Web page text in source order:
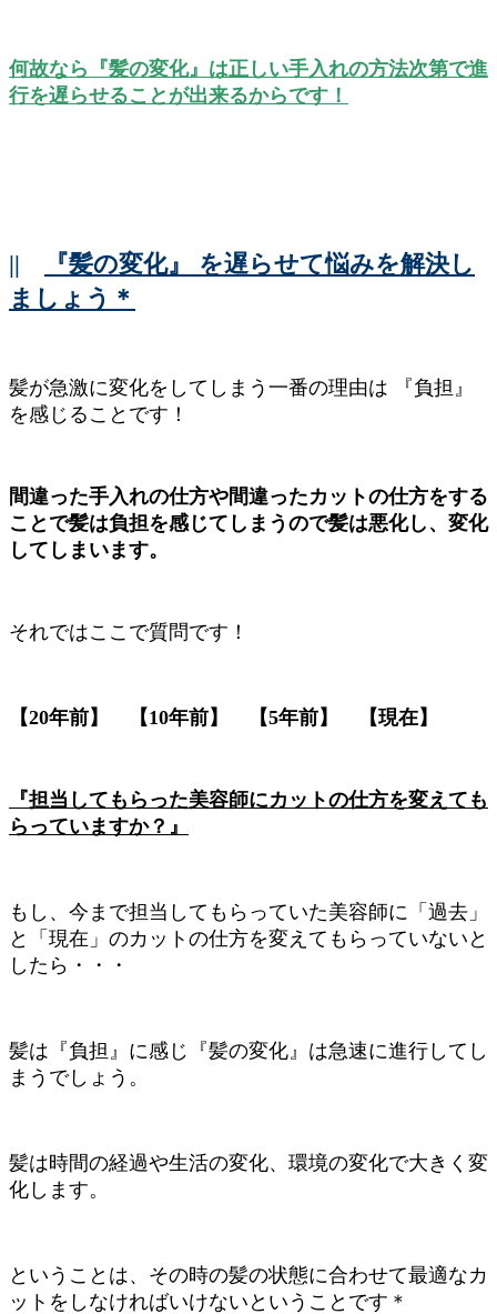
何故なら『髪の変化』は正しい手入れの方法次第で進
行を遅らせることが出来るからです！
||
『髪の変化』 を遅らせて悩みを解決し
ましょう＊
髪が急激に変化をしてしまう一番の理由は 『負担』
を感じることです！
間違った手入れの仕方や間違ったカットの仕方をする
ことで髪は負担を感じてしまうので髪は悪化し、変化
してしまいます。
それではここで質問です！
【20年前】 【10年前】 【5年前】 【現在】
『担当してもらった美容師にカットの仕方を変えても
らっていますか？』
もし、今まで担当してもらっていた美容師に「過去」
と「現在」のカットの仕方を変えてもらっていないと
したら・・・
髪は『負担』に感じ『髪の変化』は急速に進行してし
まうでしょう。
髪は時間の経過や生活の変化、環境の変化で大きく変
化します。
ということは、その時の髪の状態に合わせて最適なカ
ットをしなければいけないということです＊